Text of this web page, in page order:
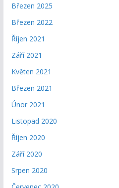
Březen 2025
Březen 2022
Říjen 2021
Září 2021
Květen 2021
Březen 2021
Únor 2021
Listopad 2020
Říjen 2020
Září 2020
Srpen 2020